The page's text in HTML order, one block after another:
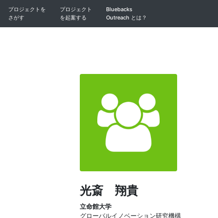
プロジェクトを
さがす
プロジェクト
を起案する
Bluebacks
Outreach とは？
光斎 翔貴
立命館大学
グローバルイノベーション研究機構